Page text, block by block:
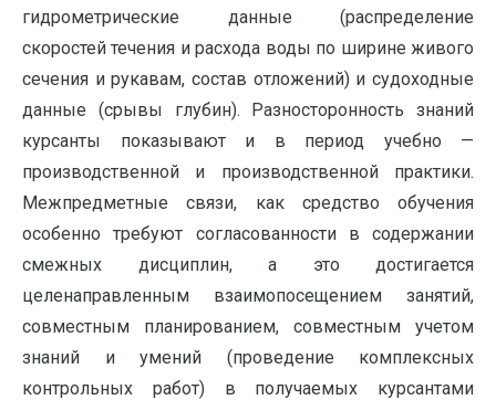
гидрометрические данные (распределение
скоростей течения и расхода воды по ширине живого
сечения и рукавам, состав отложений) и судоходные
данные (срывы глубин). Разносторонность знаний
курсанты показывают и в период учебно —
производственной и производственной практики.
Межпредметные связи, как средство обучения
особенно требуют согласованности в содержании
смежных дисциплин, а это достигается
целенаправленным взаимопосещением занятий,
совместным планированием, совместным учетом
знаний и умений (проведение комплексных
контрольных работ) в получаемых курсантами